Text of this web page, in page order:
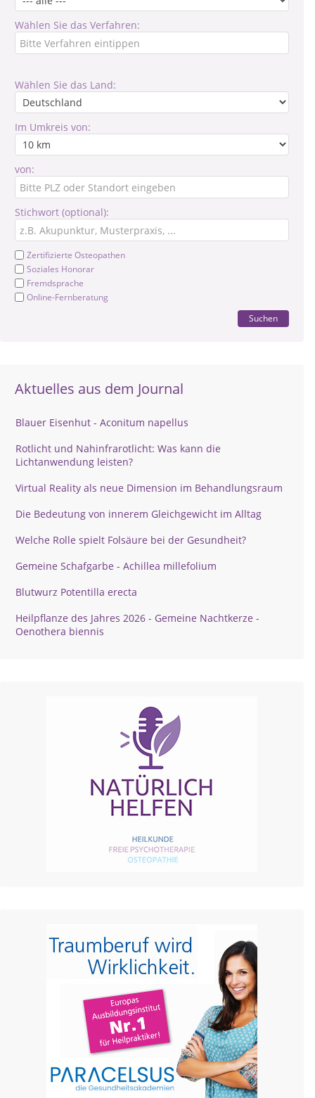
Wählen Sie das Verfahren:
Wählen Sie das Land:
Im Umkreis von:
von:
Stichwort (optional):
Zertifizierte Osteopathen
Soziales Honorar
Fremdsprache
Online-Fernberatung
Suchen
Aktuelles aus dem Journal
Blauer Eisenhut - Aconitum napellus
Rotlicht und Nahinfrarotlicht: Was kann die
Lichtanwendung leisten?
Virtual Reality als neue Dimension im Behandlungsraum
Die Bedeutung von innerem Gleichgewicht im Alltag
Welche Rolle spielt Folsäure bei der Gesundheit?
Gemeine Schafgarbe - Achillea millefolium
Blutwurz Potentilla erecta
Heilpflanze des Jahres 2026 - Gemeine Nachtkerze -
Oenothera biennis